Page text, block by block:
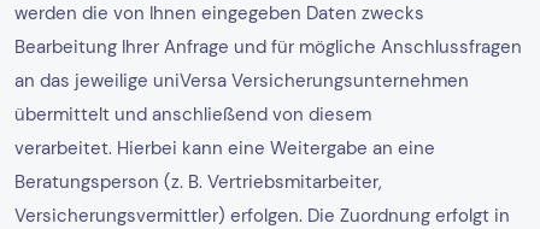
werden die von Ihnen eingegeben Daten zwecks
Bearbeitung Ihrer Anfrage und für mögliche Anschlussfragen
an das jeweilige uniVersa Versicherungsunternehmen
übermittelt und anschließend von diesem
verarbeitet. Hierbei kann eine Weitergabe an eine
Beratungsperson (z. B. Vertriebsmitarbeiter,
Versicherungsvermittler) erfolgen. Die Zuordnung erfolgt in